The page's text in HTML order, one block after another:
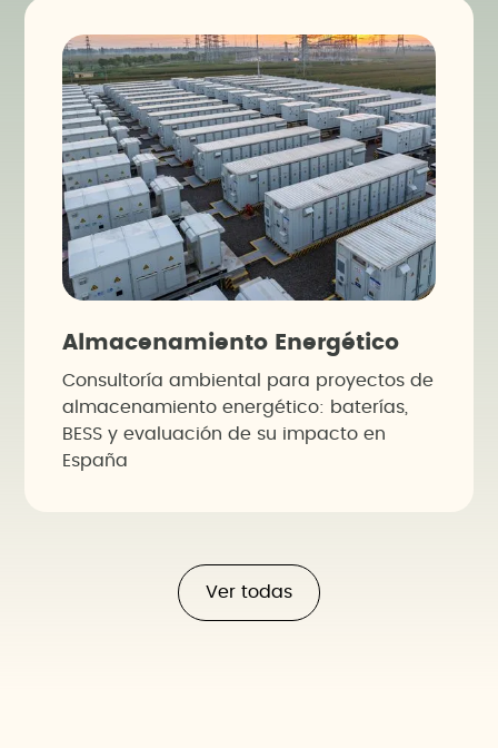
Almacenamiento Energético
Consultoría ambiental para proyectos de
almacenamiento energético: baterías,
BESS y evaluación de su impacto en
España
Ver todas